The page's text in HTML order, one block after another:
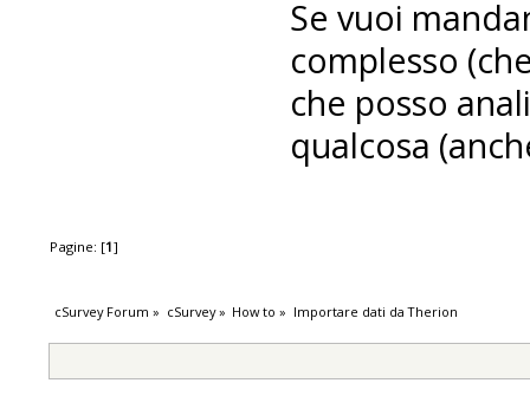
Se vuoi
complesso
che posso
qualcosa
Pagine: [1]
cSurvey Forum » cSurvey» How to » Importare dati da Therion